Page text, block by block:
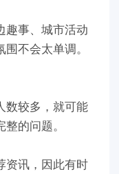
趣事、城市活动
不会太单调。
数较多，就可能
的问题。
资讯，因此有时